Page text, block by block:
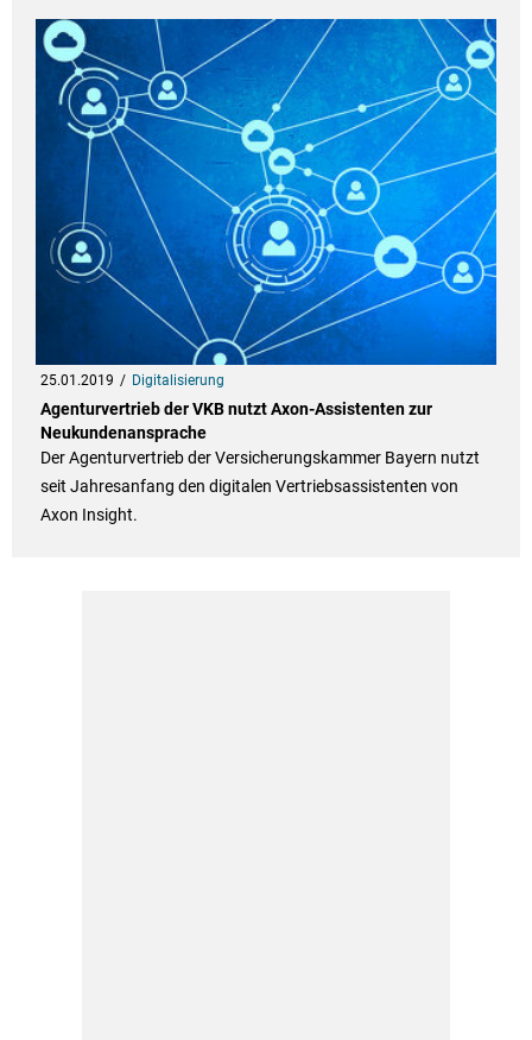
25.01.2019 Digitalisierung
Agenturvertrieb der VKB nutzt Axon-Assistenten zur
Neukundenansprache
Der Agenturvertrieb der Versicherungskammer Bayern nutzt
seit Jahresanfang den digitalen Vertriebsassistenten von
Axon Insight.